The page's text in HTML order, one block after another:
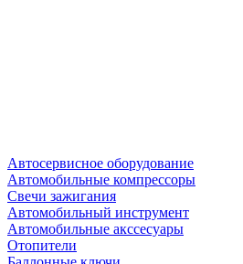
Автосервисное оборудование
Автомобильные компрессоры
Свечи зажигания
Автомобильный инструмент
Автомобильные акссесуары
Отопители